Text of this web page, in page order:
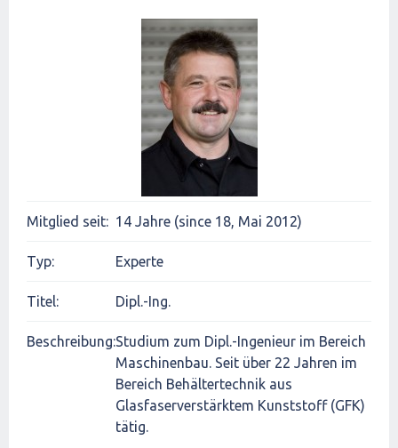
Mitglied seit: 14 Jahre (since 18, Mai 2012)
Typ: Experte
Titel: Dipl.-Ing.
Beschreibung:Studium zum Dipl.-Ingenieur im Bereich
Maschinenbau. Seit über 22 Jahren im
Bereich Behältertechnik aus
Glasfaserverstärktem Kunststoff (GFK)
tätig.